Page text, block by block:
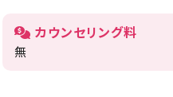
カウンセリング料
無